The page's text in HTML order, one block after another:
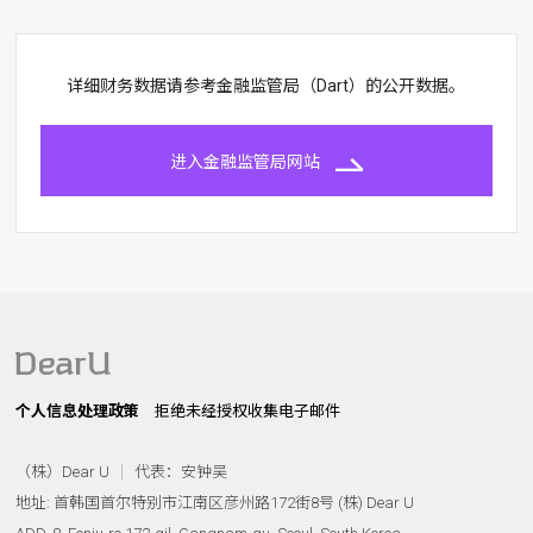
详细财务数据请参考金融监管局（Dart）的公开数据。
进入金融监管局网站
个人信息处理政策 拒绝未经授权收集电子邮件
（株）Dear U
代表：安钟吴
地址: 首韩国首尔特别市江南区彦州路172街8号 (株) Dear U